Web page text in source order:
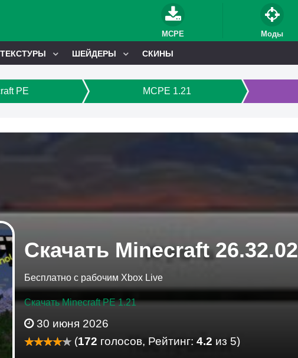
MCPE Моды
ТЕКСТУРЫ ШЕЙДЕРЫ СКИНЫ
PE MCPE 1.21
Скачать Minecraft 26.32.02
Бесплатно с рабочим Xbox Live
Скачать Minecraft PE 1.21
30 июня 2026
(172 голосов, Рейтинг: 4.2 из 5)